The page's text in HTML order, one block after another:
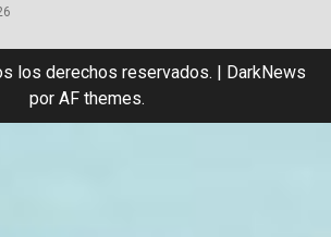
los derechos reservados. | DarkNews
por AF themes.